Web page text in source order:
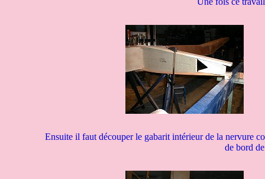
Ensuite il faut découper le gabarit intérieur de la nervure
de bord